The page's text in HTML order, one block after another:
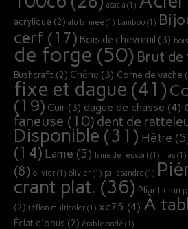
acacia (1)
acrylique (2) alu larmée (1) bambou (1)
cerf (17) Bois de chevreuil (3)
de forge (50) Brut de
Bushcraft (2) Chêne (3) Corne de vache
fixe et dague (41)
(19) Cuir (3) dague de chasse (4)
faneuse (10) dent de
Disponible (31) Hêtre
(14) Lame (5) lame de ressort (1) lilas (1)
(8) olivier (1) olivier (1) palissandre (1)
crant plat. (36) Pliant cran
(2) téflon multicolor (1) xc75 (4) À
Éclat d'obus (2) érable ondé (1)